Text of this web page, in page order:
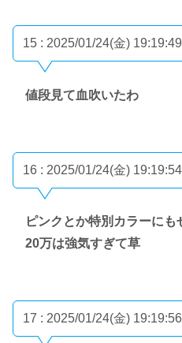
15 : 2025/01/24(金)
値段見て血吹いたわ
16 : 2025/01/24(金)
ピンクとか特別カラーにも
20万は強気すぎて草
17 : 2025/01/24(金)